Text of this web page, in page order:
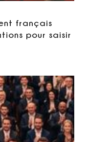
français
pour saisir